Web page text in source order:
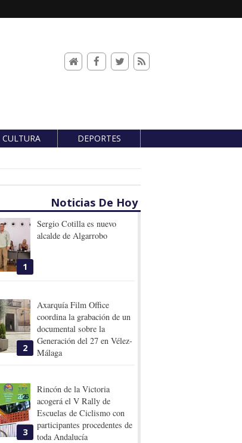
CULTURA DEPORTES
Noticias De Hoy
1
Sergio Cotilla es nuevo
alcalde de Algarrobo
2
Axarquía Film Office
coordina la grabación de un
documental sobre la
Generación del 27 en Vélez-
Málaga
3
Rincón de la Victoria
acogerá el V Rally de
Escuelas de Ciclismo con
participantes procedentes de
toda Andalucía